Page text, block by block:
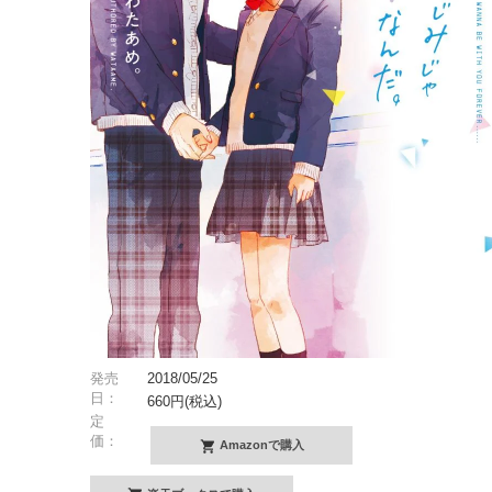
発売
日：
2018/05/25
定
価：
660円(税込)
Amazonで購入